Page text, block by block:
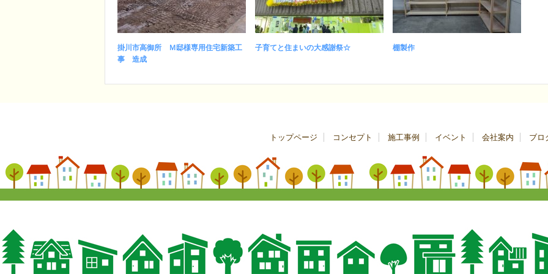
掛川市高御所 Ｍ邸様専用住宅新築工
事 造成
子育てと住まいの大感謝祭☆ 棚製作
トップページ コンセプト 施工事例 イベント 会社案内 ブロ